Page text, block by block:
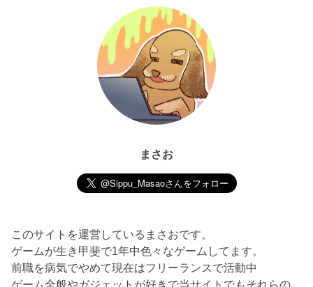
まさお
このサイトを運営しているまさおです。
ゲームが生き甲斐で1年中色々なゲームしてます。
前職を病気でやめて現在はフリーランスで活動中
ゲーム全般やガジェットが好きで当サイトでもそれらの